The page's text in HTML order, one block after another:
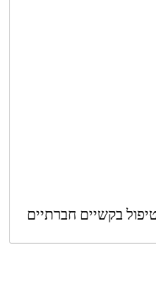
בקשיים חברתיים